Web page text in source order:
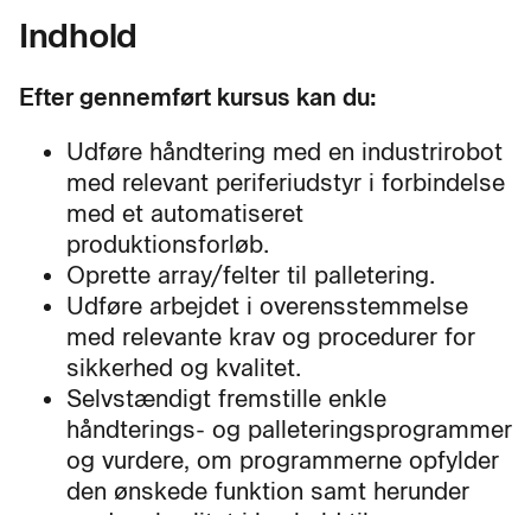
Indhold
Efter gennemført kursus kan du:
Udføre håndtering med en industrirobot
med relevant periferiudstyr i forbindelse
med et automatiseret
produktionsforløb.
Oprette array/felter til palletering.
Udføre arbejdet i overensstemmelse
med relevante krav og procedurer for
sikkerhed og kvalitet.
Selvstændigt fremstille enkle
håndterings- og palleteringsprogrammer
og vurdere, om programmerne opfylder
den ønskede funktion samt herunder